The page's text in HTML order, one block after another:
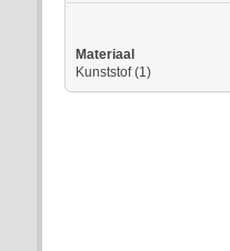
Materiaal
Kunststof(1)